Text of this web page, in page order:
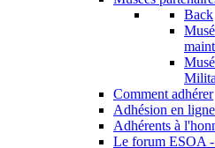
Back
Comment adhérer
Adhésion en ligne
Adhérents à
Le forum ESOA